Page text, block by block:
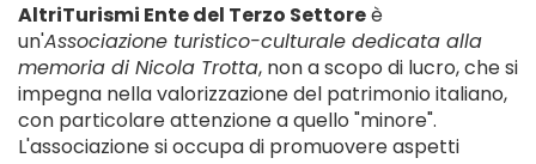
AltriTurismi Ente del Terzo Settoreè
un'Associazione turistico-culturale dedicata alla
memoria di Nicola Trotta, non a scopo di lucro, che si
impegna nella valorizzazione del patrimonio italiano,
con particolare attenzione a quello "minore".
L'associazione si occupa di promuovere aspetti